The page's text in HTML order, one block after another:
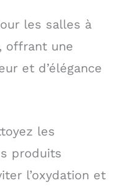
les salles à
offrant une
et d’élégance
les
produits
l’oxydation et